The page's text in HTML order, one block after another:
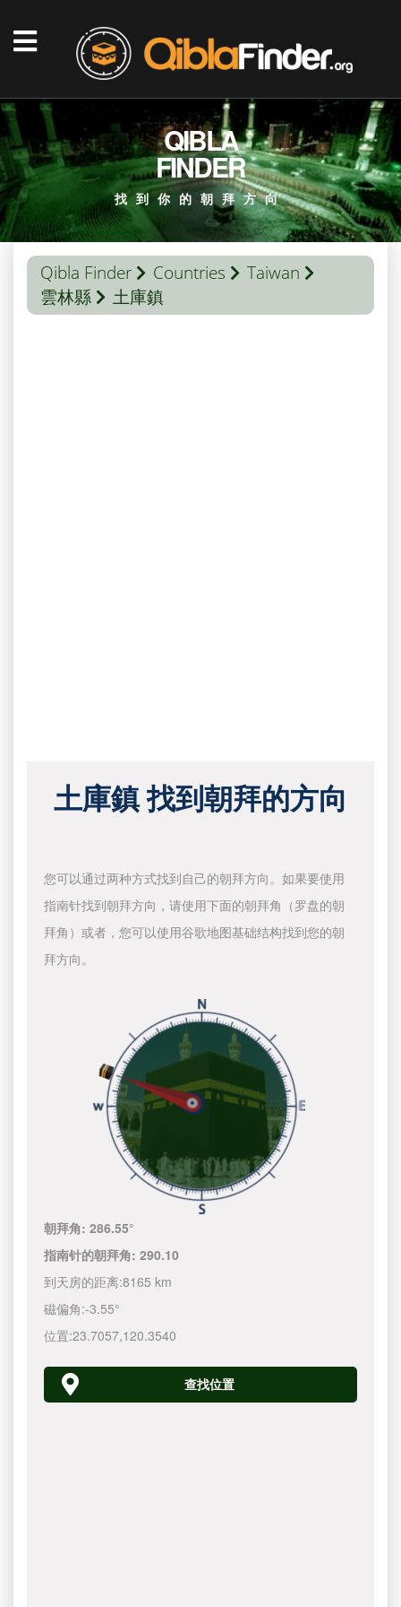
QIBLA
FINDER
找到你的朝拜方向
Qibla Finder Countries
Taiwan
雲林縣
土庫鎮
土庫鎮 找到朝拜的方向
您可以通过两种方式找到自己的朝拜方向。如果要使用
指南针找到朝拜方向，请使用下面的朝拜角（罗盘的朝
拜角）或者，您可以使用谷歌地图基础结构找到您的朝
拜方向。
朝拜角:286.55°
指南针的朝拜角:290.10
到天房的距离:8165 km
磁偏角:-3.55°
位置:23.7057,120.3540
查找位置